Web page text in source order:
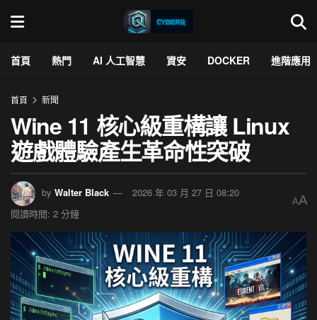
首頁 熱門 AI 人工智慧 資安 DOCKER 進階應用
首頁 新聞
Wine 11 核心級重構讓 Linux
遊戲體驗產生革命性突破
by Walter Black
2026 年 03 月 27 日 08:20
閱讀時間: 2 分鐘
AA